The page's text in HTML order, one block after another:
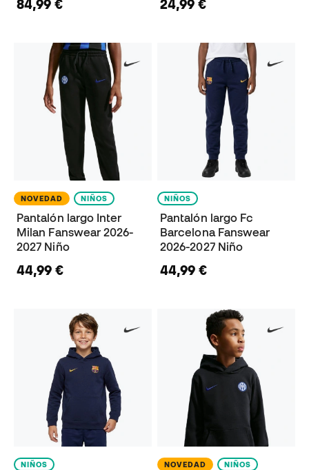
84,99 € 24,99 €
NOVEDAD NIÑOS
Pantalón largo Inter
Milan Fanswear 2026-
2027 Niño
44,99 €
NIÑOS
Pantalón largo Fc
Barcelona Fanswear
2026-2027 Niño
44,99 €
NIÑOS NOVEDAD NIÑOS